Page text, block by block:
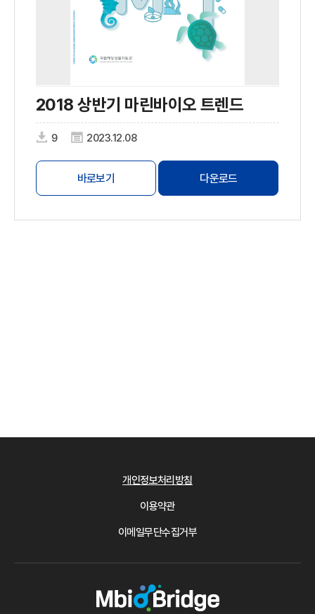
2018 상반기 마린바이오 트렌드
9 2023.12.08
바로보기 다운로드
개인정보처리방침
이용약관
이메일무단수집거부